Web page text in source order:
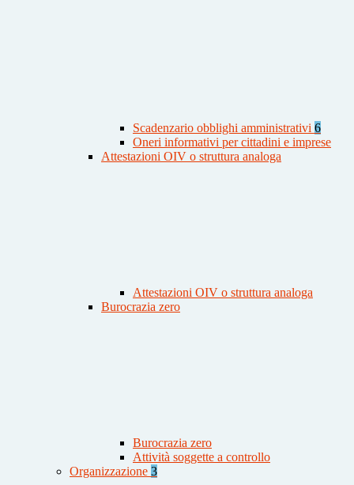
Scadenzario obblighi amministrativi 6
Oneri informativi per cittadini e imprese
Attestazioni OIV o struttura analoga
Attestazioni OIV o struttura analoga
Burocrazia zero
Burocrazia zero
Attività soggette a controllo
Organizzazione 3